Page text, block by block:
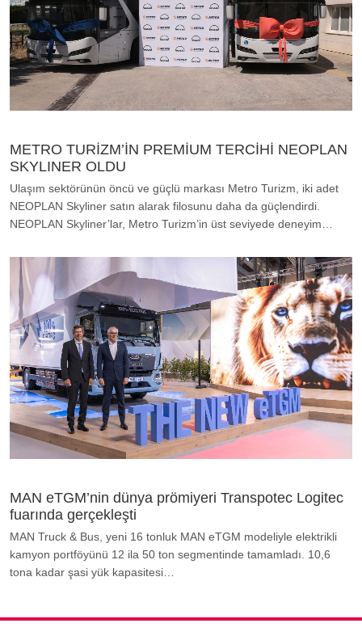
METRO TURİZM’İN PREMİUM TERCİHİ NEOPLAN
SKYLINER OLDU
Ulaşım sektörünün öncü ve güçlü markası Metro Turizm, iki adet
NEOPLAN Skyliner satın alarak filosunu daha da güçlendirdi.
NEOPLAN Skyliner’lar, Metro Turizm’in üst seviyede deneyim…
MAN eTGM’nin dünya prömiyeri Transpotec Logitec
fuarında gerçekleşti
MAN Truck & Bus, yeni 16 tonluk MAN eTGM modeliyle elektrikli
kamyon portföyünü 12 ila 50 ton segmentinde tamamladı. 10,6
tona kadar şasi yük kapasitesi…